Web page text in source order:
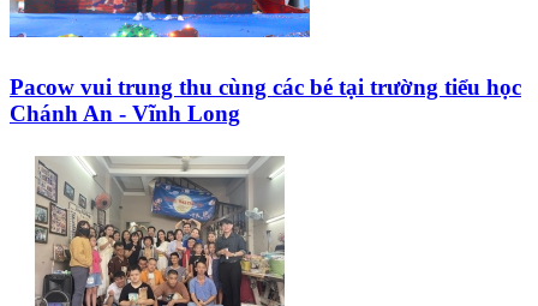
Pacow vui trung thu cùng các bé tại trường tiểu học
Chánh An - Vĩnh Long